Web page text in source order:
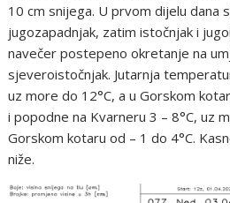
10 cm snijega. U prvom dijelu dana
jugozapadnjak, zatim istočnjak i
navečer postepeno okretanje na
sjeveroistočnjak. Jutarnja
uz more do 12°C, a u Gorskom
i popodne na Kvarneru 3 – 8°C, uz
Gorskom kotaru od – 1 do 4°C.
niže.